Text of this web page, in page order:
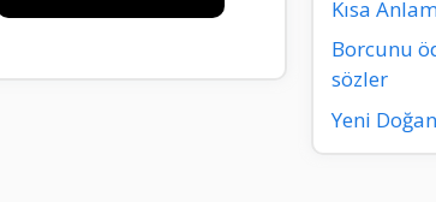
Kısa
Borcunu
sözler
Yeni